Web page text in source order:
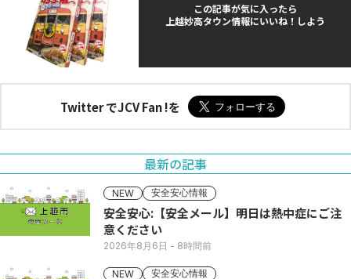
この記事が気に入ったら
上越妙高タウン情報にいいね！しよう
Twitter でJCV Fan !を
最新の記事
NEW 安全安心情報
安全安心:【安全メール】明日は熱中症にご注
意ください
2026年8月6日 - 8時間前
NEW 安全安心情報